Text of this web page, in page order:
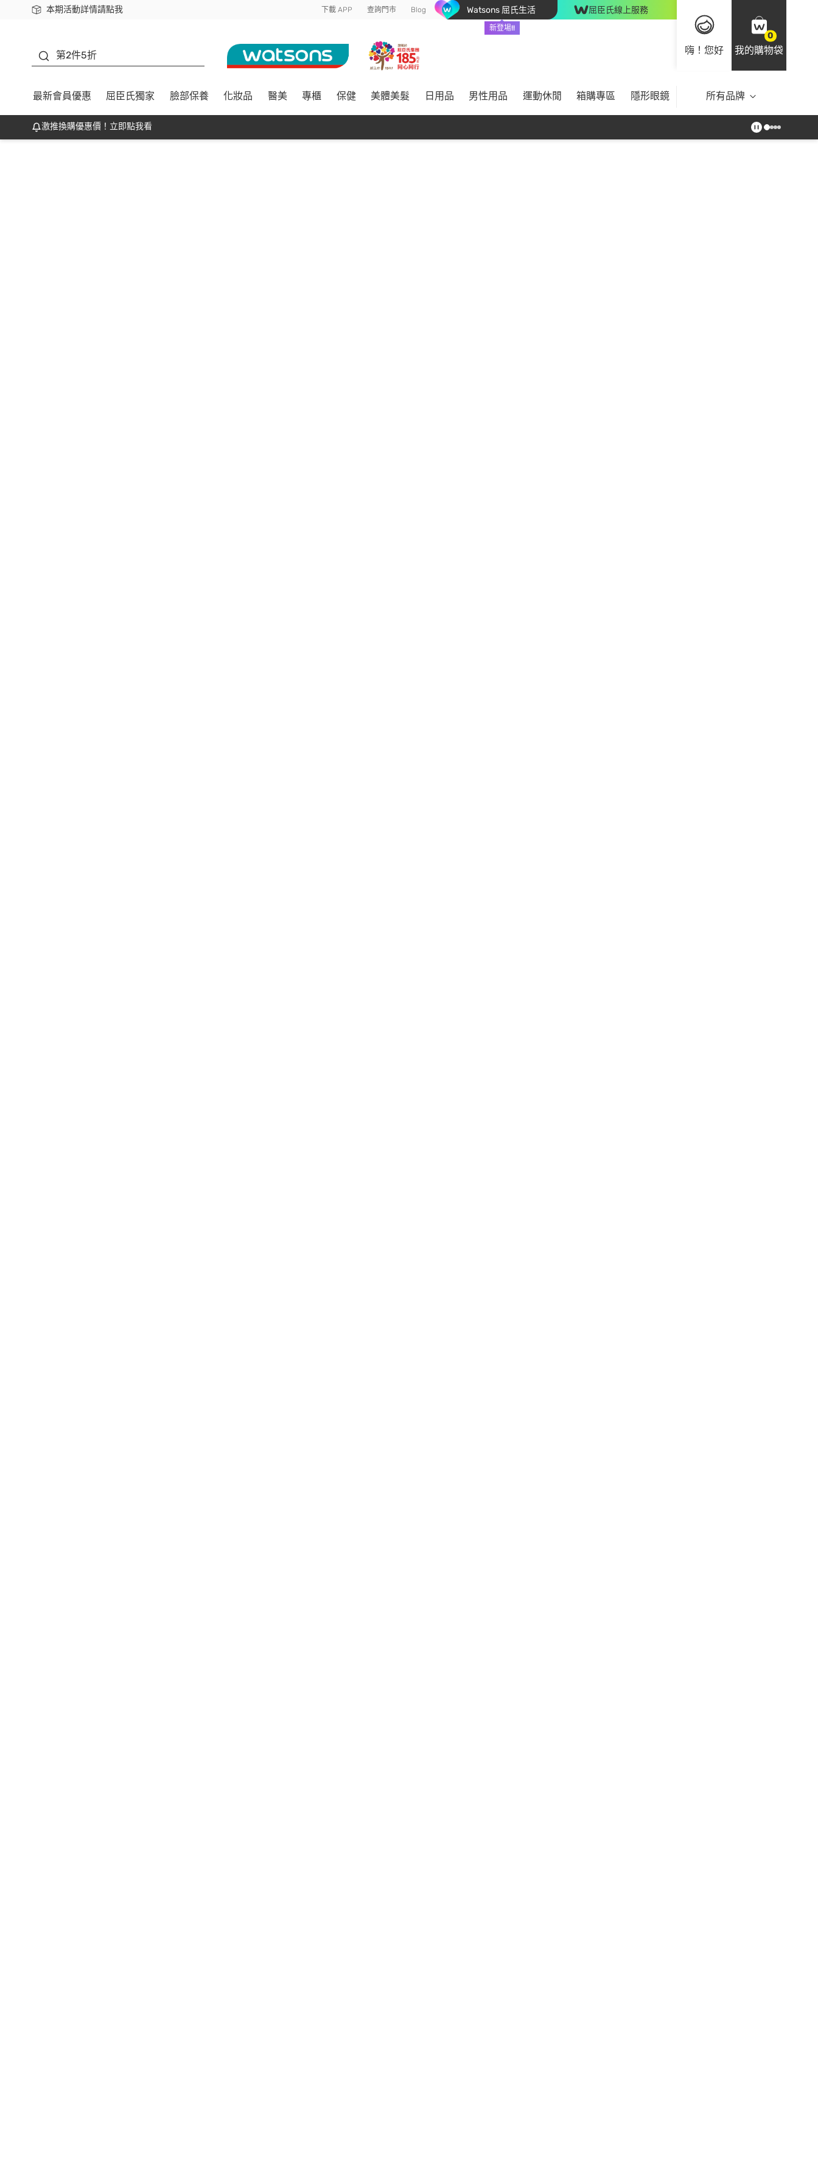
本期活動詳情請點我
下載app最高回饋$350 下載 APP 查詢門市 Blog Watsons 屈氏生活
新登場!!
屈臣氏線上服務
嗨！您好
0
我的購物袋
第2件5折
最新會員優惠 屈臣氏獨家 臉部保養 化妝品 醫美 專櫃 保健 美體美髮 日用品 男性用品 運動休閒 箱購專區 隱形眼鏡 所有品牌
激推換購優惠價！立即點我看